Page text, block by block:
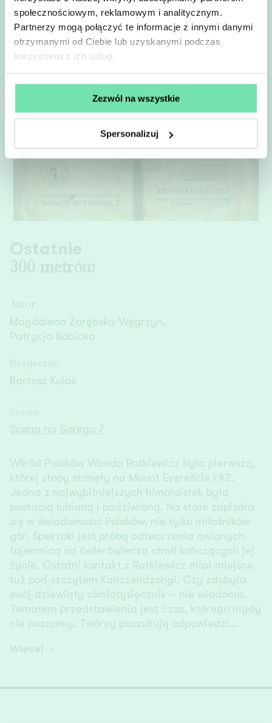
społecznościowym, reklamowym i analitycznym.
Partnerzy mogą połączyć te informacje z innymi danymi
otrzymanymi od Ciebie lub uzyskanymi podczas
korzystania z ich usług.
Zezwól na wszystkie
Spersonalizuj
Autor:
Magdalena Zarębska-Węgrzyn,
Patrycja Babicka
Bartosz Kulas
Scena na Sarego 7
Wśród Polaków Wanda Rutkiewicz była pierwszą,
której stopy stanęły na Mount Evereście i K2.
Jedna z najwybitniejszych himalaistek była
postacią lubianą i podziwianą. Na stałe zapisała
się w świadomości Polaków, nie tylko miłośników
gór. Spektakl jest próbą odtworzenia owianych
tajemnicą od ćwierćwiecza chwil kończących jej
życie. Ostatni kontakt z Rutkiewicz miał miejsce
tuż pod szczytem Kanczendzongi. Czy zdobyła
swój dziewiąty ośmiotysięcznik – nie wiadomo.
Tematem przedstawienia jest czas, którego nigdy
nie poznamy, Twórcy poszukują odpowiedzi...
Zapoznałem/am się z treściąPolityki prywatności
Zapisz się